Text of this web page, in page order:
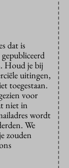
dat is
Houd je bij
uitingen,
toegestaan.
voor
niet in
wordt
We
zouden